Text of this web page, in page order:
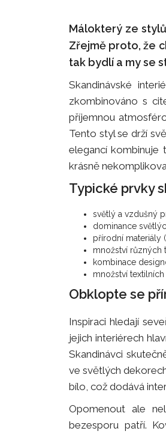
Málokterý ze
Zřejmě proto, že
tak bydlí a my se
Skandinávské
zkombinováno s
příjemnou
Tento styl se drží
elegancí kombinuje
krásně
Typické prvky
světlý a vzdušný
dominance
přírodní materiály
množství různých
kombinace
množství
Obklopte se
Inspiraci hledají
jejich interiérech
Skandinávci
ve světlých
bílo, což dodává
Opomenout ale
bezesporu patří.